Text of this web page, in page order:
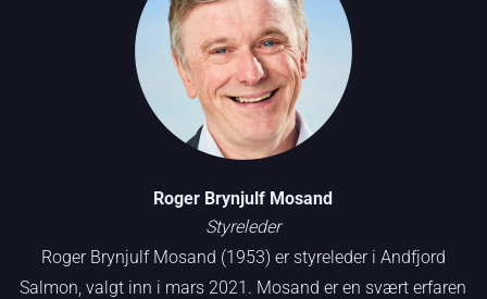
Roger Brynjulf Mosand
Styreleder
Roger Brynjulf Mosand (1953) er styreleder i Andfjord
Salmon, valgt inn i mars 2021. Mosand er en svært erfaren